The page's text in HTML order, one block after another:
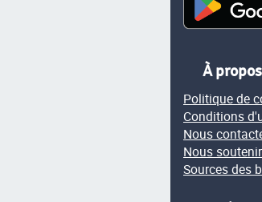
À propos
Politique de
Conditions
Nous
Nous soutenir
Sources des